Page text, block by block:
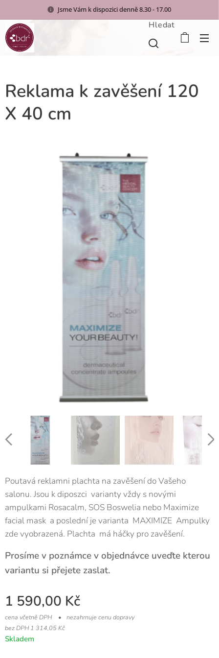
Jsme Vám k dispozici denně 8.30 - 17.00
Hledat
Reklama k zavěšení 120
X 40 cm
Poutavá reklamni plachta na zavěšení do Vašeho
salonu. Jsou k diposzci varianty vždy s novými
ampulkami Rosacalm, SOS Boswelia nebo Maximize
facial mask a poslední je varianta MAXIMIZE Ampulky
zde vyobrazená. Plachta má háčky pro zavěšení.
Prosíme v poznámce v objednávce uveďte kterou
variantu si přejete zaslat.
1 590,00 Kč
cena včetně DPH
nezahrnuje cenu dopravy
bez DPH 1 314,05 Kč
Skladem